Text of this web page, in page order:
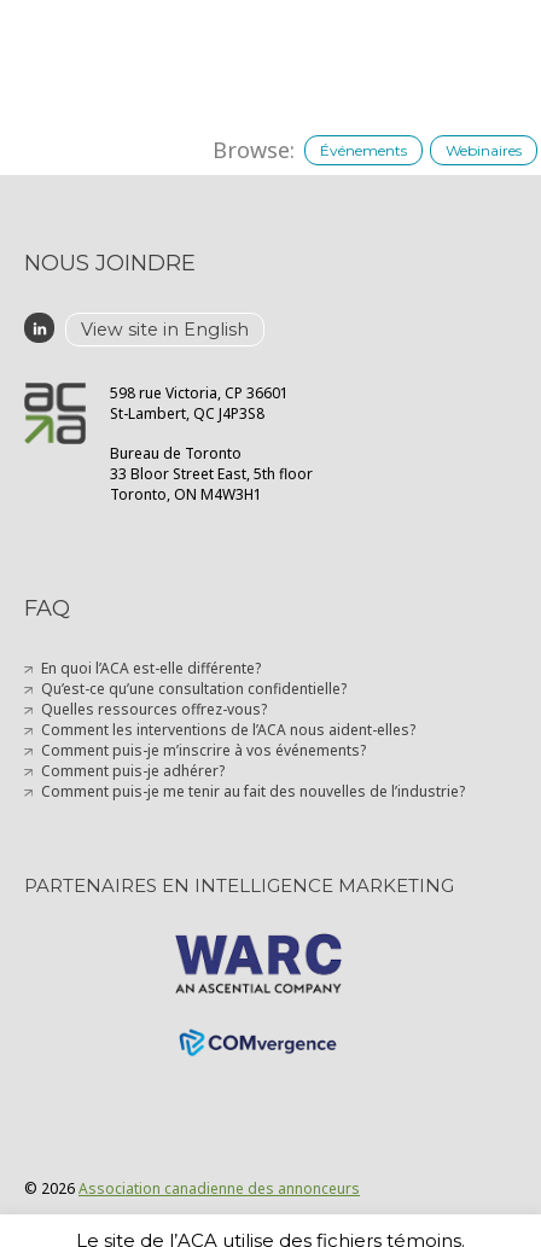
Browse: Événements Webinaires
NOUS JOINDRE
View site in English
598 rue Victoria, CP 36601
St-Lambert, QC J4P3S8
Bureau de Toronto
33 Bloor Street East, 5th floor
Toronto, ON M4W3H1
FAQ
En quoi l’ACA est-elle différente?
Qu’est-ce qu’une consultation confidentielle?
Quelles ressources offrez-vous?
Comment les interventions de l’ACA nous aident-elles?
Comment puis-je m’inscrire à vos événements?
Comment puis-je adhérer?
Comment puis-je me tenir au fait des nouvelles de l’industrie?
PARTENAIRES EN INTELLIGENCE MARKETING
© 2026Association canadienne des annonceurs
Politique de confidentialité et énoncé juridique
Le site de l’ACA utilise des fichiers témoins.